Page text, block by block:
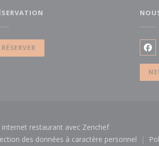
nouvelle fenêtre))
RÉSERVER
restaurant avec Zenchef((ouvre une
des données à caractère personnel